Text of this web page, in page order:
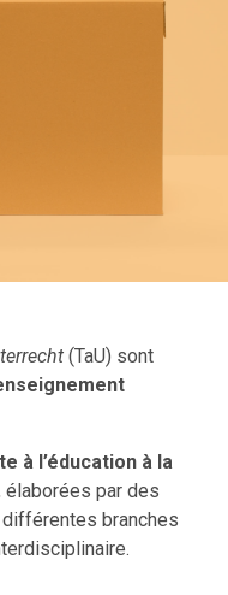
(TaU) sont
à l’éducation à la
élaborées par des
différentes branches